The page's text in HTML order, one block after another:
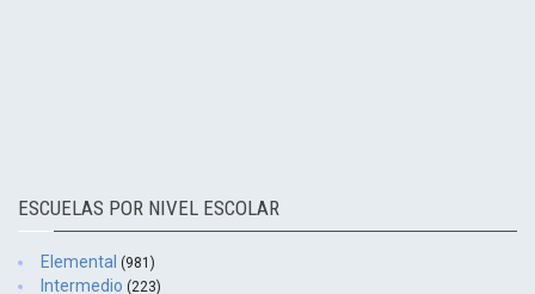
ESCUELAS POR NIVEL ESCOLAR
Elemental (981)
Intermedio (223)